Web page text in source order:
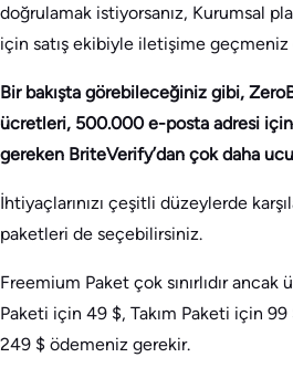
doğrulamak istiyorsanız, Kurumsal
için satış ekibiyle iletişime geçmeniz
Bir bakışta görebileceğiniz gibi,
ücretleri, 500.000 e-posta adresi
gereken BriteVerify’dan çok daha
İhtiyaçlarınızı çeşitli düzeylerde
paketleri de seçebilirsiniz.
Freemium Paket çok sınırlıdır ancak
Paketi için 49 $, Takım Paketi için 99
249 $ ödemeniz gerekir.